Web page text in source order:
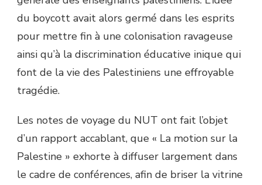
du boycott avait alors germé dans les esprits
pour mettre fin à une colonisation ravageuse
ainsi qu’à la discrimination éducative inique qui
font de la vie des Palestiniens une effroyable
tragédie.
Les notes de voyage du NUT ont fait l’objet
d’un rapport accablant, que « La motion sur la
Palestine » exhorte à diffuser largement dans
le cadre de conférences, afin de briser la vitrine